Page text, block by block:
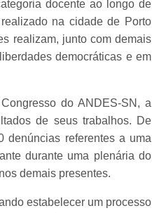
docente ao longo de
na cidade de Porto
realizam, junto com demais
democráticas e em
do ANDES-SN, a
de seus trabalhos. De
denúncias referentes a uma
durante uma plenária do
demais presentes.
estabelecer um processo